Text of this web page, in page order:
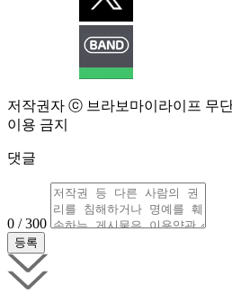
저작권자 ⓒ 브라보마이라이프 무
이용 금지
댓글
0 / 300